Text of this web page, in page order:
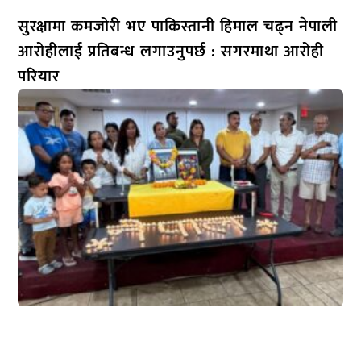
सुरक्षामा कमजोरी भए पाकिस्तानी हिमाल चढ्न नेपाली
आरोहीलाई प्रतिबन्ध लगाउनुपर्छ : सगरमाथा आरोही
परियार